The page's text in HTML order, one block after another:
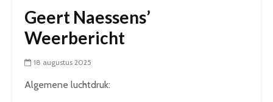
Geert Naessens’
Weerbericht
18 augustus 2025
Algemene luchtdruk: